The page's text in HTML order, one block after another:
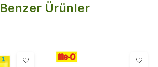
Benzer Ürünler